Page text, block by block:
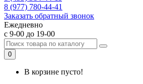
8 (977) 780-44-41
Заказать обратный звонок
Ежедневно
с 9-00 до 19-00
0
В корзине пусто!